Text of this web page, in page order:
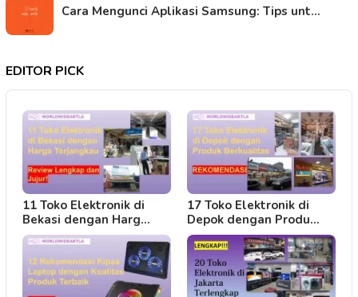
Cara Mengunci Aplikasi Samsung: Tips unt…
EDITOR PICK
11 Toko Elektronik di
Bekasi dengan Harg…
17 Toko Elektronik di
Depok dengan Produ…